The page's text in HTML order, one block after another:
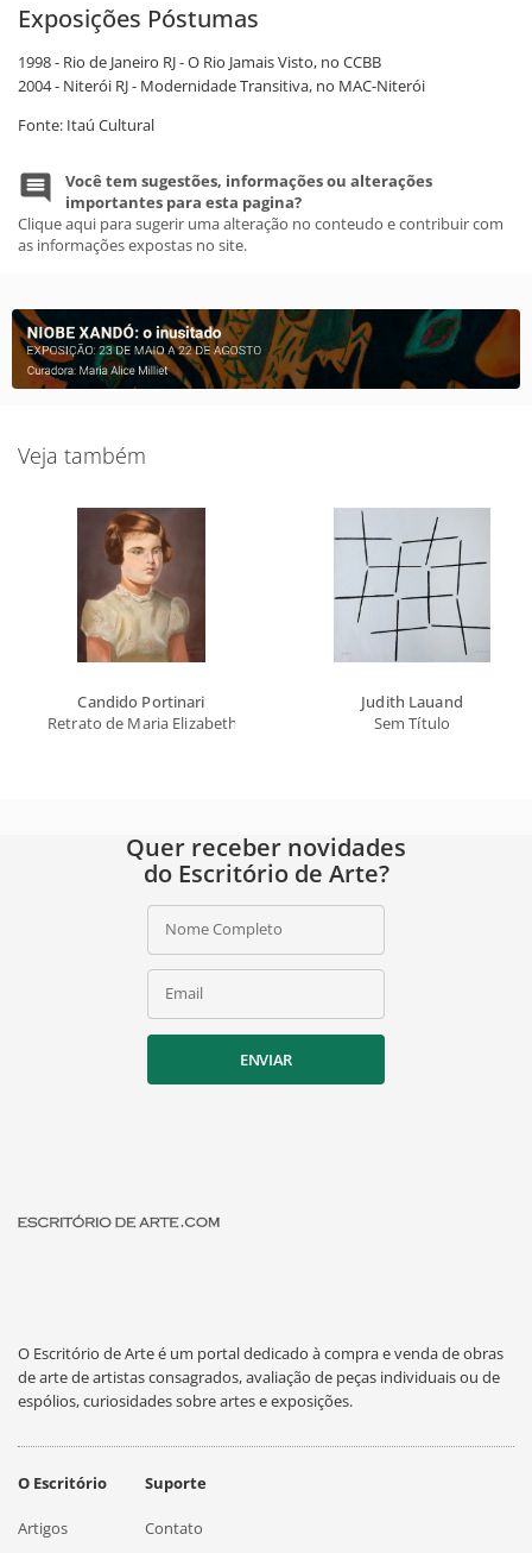
Exposições Póstumas
1998 - Rio de Janeiro RJ - O Rio Jamais Visto, no CCBB
2004 - Niterói RJ - Modernidade Transitiva, no MAC-Niterói
Fonte: Itaú Cultural
Você tem sugestões, informações ou alterações
importantes para esta pagina?
Clique aqui para sugerir uma alteração no conteudo e contribuir com
as informações expostas no site.
Veja também
Candido Portinari
Retrato de Maria Elizabeth
Judith Lauand
Sem Título
Quer receber novidades
do Escritório de Arte?
Nome Completo
Email
ENVIAR
O Escritório de Arte é um portal dedicado à compra e venda de obras
de arte de artistas consagrados, avaliação de peças individuais ou de
espólios, curiosidades sobre artes e exposições.
O Escritório
Artigos
Suporte
Contato